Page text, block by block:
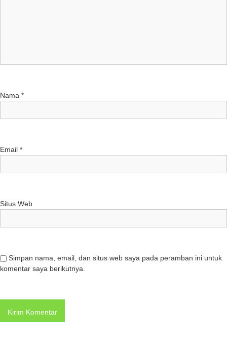
Nama *
Email *
Situs Web
Simpan nama, email, dan situs web saya pada peramban ini untuk
komentar saya berikutnya.